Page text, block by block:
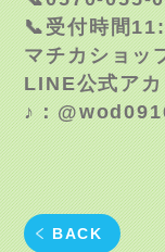
📞受付時間
マチカショッ
LINE公式ア
♪：
BACK